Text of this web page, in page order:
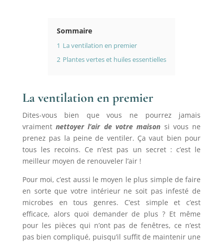
Sommaire
1 La ventilation en premier
2 Plantes vertes et huiles essentielles
La ventilation en premier
Dites-vous bien que vous ne pourrez jamais
vraimentnettoyer l’air de votre maison si vous ne
prenez pas la peine de ventiler. Ça vaut bien pour
tous les recoins. Ce n’est pas un secret : c’est le
meilleur moyen de renouveler l’air !
Pour moi, c’est aussi le moyen le plus simple de faire
en sorte que votre intérieur ne soit pas infesté de
microbes en tous genres. C’est simple et c’est
efficace, alors quoi demander de plus ? Et même
pour les pièces qui n’ont pas de fenêtres, ce n’est
pas bien compliqué, puisqu’il suffit de maintenir une